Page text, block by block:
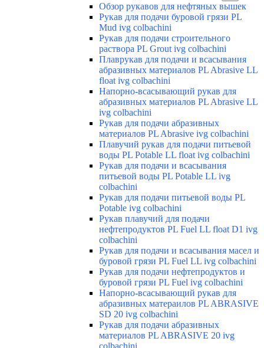
Обзор рукавов для нефтяных вышек
Рукав для подачи буровой грязи PL
Mud ivg colbachini
Рукав для подачи строительного
раствора PL Grout ivg colbachini
Плаврукав для подачи и всасывания
абразивных материалов PL Abrasive LL
float ivg colbachini
Напорно-всасывающий рукав для
абразивных материалов PL Abrasive LL
ivg colbachini
Рукав для подачи абразивных
материалов PL Abrasive ivg colbachini
Плавучий рукав для подачи питьевой
воды PL Potable LL float ivg colbachini
Рукав для подачи и всасывания
питьевой воды PL Potable LL ivg
colbachini
Рукав для подачи питьевой воды PL
Potable ivg colbachini
Рукав плавучий для подачи
нефтепродуктов PL Fuel LL float D1 ivg
colbachini
Рукав для подачи и всасывания масел и
буровой грязи PL Fuel LL ivg colbachini
Рукав для подачи нефтепродуктов и
буровой грязи PL Fuel ivg colbachini
Напорно-всасывающий рукав для
абразивных матераилов PL ABRASIVE
SD 20 ivg colbachini
Рукав для подачи абразивных
материалов PL ABRASIVE 20 ivg
colbachini